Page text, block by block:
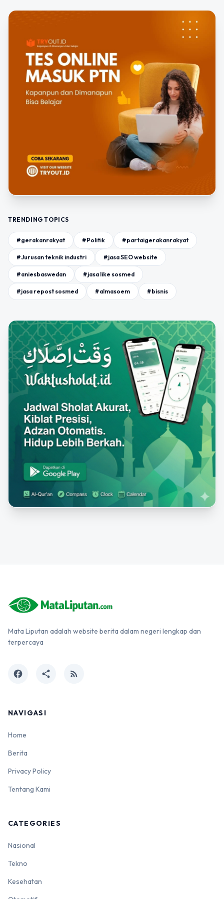
TRENDING TOPICS
#gerakanrakyat #Politik #partaigerakanrakyat
#Jurusan teknik industri #jasa SEO website
#aniesbaswedan #jasa like sosmed
#jasa repost sosmed #almasoem #bisnis
Mata Liputan adalah website berita dalam negeri lengkap dan
terpercaya
facebook share rss_feed
NAVIGASI
Home
Berita
Privacy Policy
Tentang Kami
CATEGORIES
Nasional
Tekno
Kesehatan